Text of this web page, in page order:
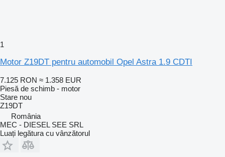
1
Motor Z19DT pentru automobil Opel Astra 1.9 CDTI
7.125 RON ≈ 1.358 EUR
Piesă de schimb - motor
Stare nou
Z19DT
România
MEC - DIESEL SEE SRL
Luați legătura cu vânzătorul